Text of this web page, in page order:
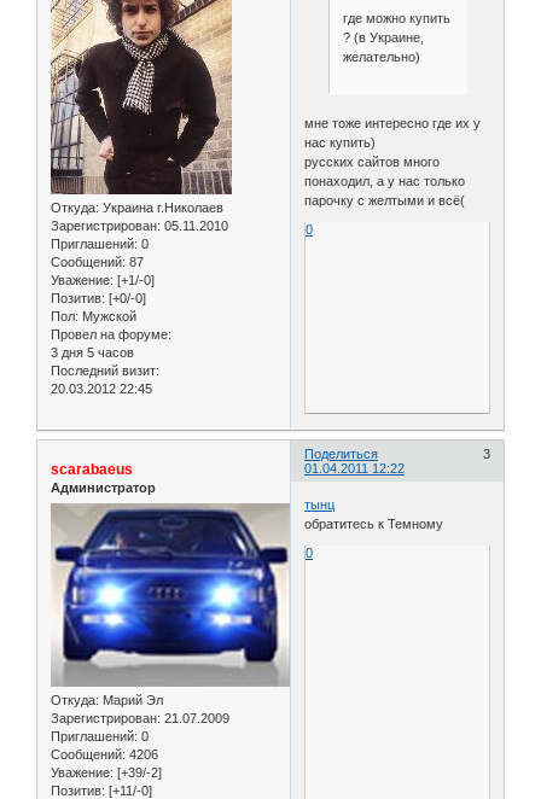
Откуда: Украина г.Николаев
Зарегистрирован: 05.11.2010
Приглашений: 0
Сообщений: 87
Уважение: [+1/-0]
Позитив: [+0/-0]
Пол: Мужской
Провел на форуме:
3 дня 5 часов
Последний визит:
20.03.2012 22:45
где можно купить
? (в Украине,
желательно)
мне тоже интересно где их у
нас купить)
русских сайтов много
понаходил, а у нас только
парочку с желтыми и всё(
0
Поделиться
3
01.04.2011 12:22
scarabaeus
Администратор
Откуда: Марий Эл
Зарегистрирован: 21.07.2009
Приглашений: 0
Сообщений: 4206
Уважение: [+39/-2]
Позитив: [+11/-0]
тынц
обратитесь к Темному
0